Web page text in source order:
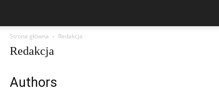
Strona główna Redakcja
Redakcja
Authors